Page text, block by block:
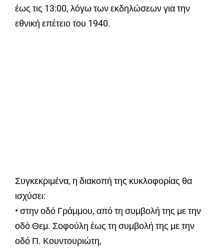
έως τις 13:00, λόγω των εκδηλώσεων για την
εθνική επέτειο του 1940.
Συγκεκριμένα, η διακοπή της κυκλοφορίας θα
ισχύσει:
• στην οδό Γράμμου, από τη συμβολή της με την
οδό Θεμ. Σοφούλη έως τη συμβολή της με την
οδό Π. Κουντουριώτη,